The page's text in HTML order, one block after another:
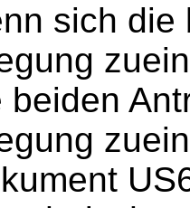
sich
beiden